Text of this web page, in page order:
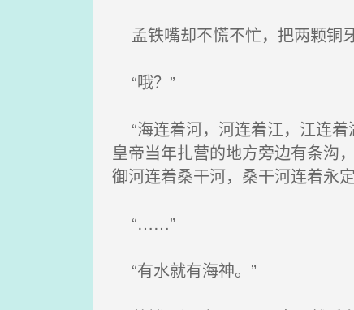
孟铁嘴却不慌不忙，把两颗铜
“哦？”
“海连着河，河连着江，江连
皇帝当年扎营的地方旁边有条沟
御河连着桑干河，桑干河连着永
“……”
“有水就有海神。”